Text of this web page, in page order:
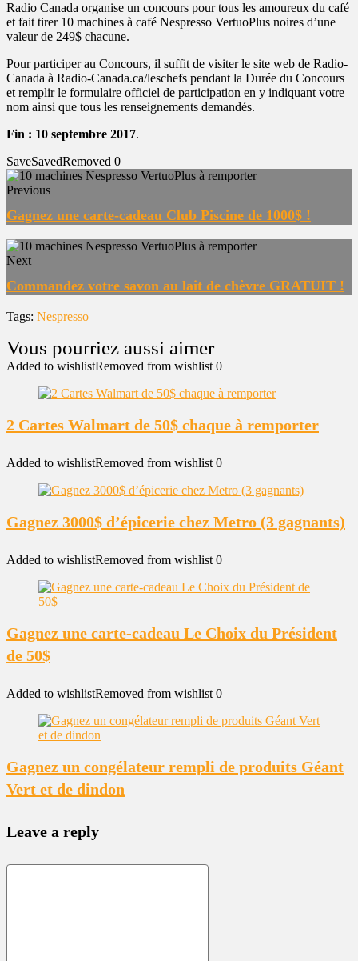
Radio Canada organise un concours pour tous les amoureux du café
et fait tirer 10 machines à café Nespresso VertuoPlus noires d’une
valeur de 249$ chacune.
Pour participer au Concours, il suffit de visiter le site web de Radio-
Canada à Radio-Canada.ca/leschefs pendant la Durée du Concours
et remplir le formulaire officiel de participation en y indiquant votre
nom ainsi que tous les renseignements demandés.
Fin : 10 septembre 2017.
SaveSavedRemoved 0
Previous
Gagnez une carte-cadeau Club Piscine de 1000$ !
Next
Commandez votre savon au lait de chèvre GRATUIT !
Tags: Nespresso
Added to wishlistRemoved from wishlist 0
2 Cartes Walmart de 50$ chaque à remporter
Added to wishlistRemoved from wishlist 0
Gagnez 3000$ d’épicerie chez Metro (3 gagnants)
Added to wishlistRemoved from wishlist 0
Gagnez une carte-cadeau Le Choix du Président
de 50$
Added to wishlistRemoved from wishlist 0
Gagnez un congélateur rempli de produits Géant
Vert et de dindon
Leave a reply